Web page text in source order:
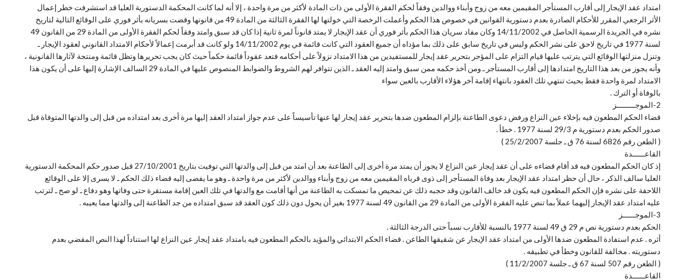
امتداد عقد الإيجار إلى أقارب المستأجر المقيمين معه من زوج وأبناء ووالدين وفقاً لحكم الفقرة الأولى من ذات المادة لأكثر من مرة واحدة ، إلا أنه لما كانت المحكمة الدستورية العليا قد استشرفت خطر إعمال
الأثر الرجعي المقرر للأحكام الصادرة بعدم دستورية القوانين في خصوص هذا الحكم وأعملت الرخصة التي خولتها لها الفقرة الثالثة من المادة 49 من قانونها وقضت بسريانه بأثر فوري على الوقائع التالية لتاريخ
نشره في الجريدة الرسمية الحاصل في 14/11/2002 وكان مفاد سريان هذا الحكم بأثر فوري أن عقد الإيجار لا يمتد قانوناً لمرة ثانية إذا كان قد سبق وامتد وفقاً لحكم الفقرة الأولى من المادة 29 من القانون 49
لسنة 1977 في تاريخ لاحق على نشر الحكم وليس في تاريخ سابق على ذلك بما مؤداه أن جميع العقود التي كانت قائمة في يوم 14/11/2002 ولو كانت قد أبرمت إعمالاً لأحكام الامتداد القانوني لعقود الإيجار ـ
وتنزل منزلتها الوقائع التي يترتب عليها قيام التزام على المؤجر بتحرير عقد إيجار للمستفيدين من هذا الامتداد نزولاً على أحكامه فتعد عقوداً قائمة حكماً حيث كان يجب تحريرها وتظل قائمة ومنتجة لآثارها القانونية ،
وأنه يجوز من بعد هذا التاريخ امتدادها إلى أقارب المستأجر ـ ومن أخذ حكمه ممن سبق وامتد إليه العقد ـ الذين تتوافر لهم الشروط والضوابط المنصوص عليها في المادة 29 السالف الإشارة إليها على أن يكون هذا
الامتداد لمرة واحدة فقط بحيث تنتهي تلك العقود بانتهاء إقامة آخر هؤلاء الأقارب بالعين سواء
بالوفاة أو الترك .
2-الموجـــــــــز
قضاء الحكم المطعون فيه بإخلاء عين النزاع ورفض دعوى الطاعنة بإلزام المطعون ضدها بتحرير عقد إيجار لها عنها تأسيساً على عدم جواز امتداد العقد إليها مرة أخرى بعد امتداده من قبل إلى والدتها المتوفاة قبل
صدور الحكم بعدم دستورية م 29/3 لسنة 1977 . خطأ .
( الطعن رقم 6826 لسنة 76 ق ـ جلسة 25/2/2007 )
القاعــــــدة
إذ كان الحكم المطعون فيه قد أقام قضاءه على أن عقد إيجار عين النزاع لا يجوز أن يمتد مرة أخرى إلى الطاعنة بعد أن امتد من قبل إلى والدتها التي توفيت بتاريخ 27/10/2001 قبل صدور حكم المحكمة الدستورية
العليا سالف الذكر ، حال أن حظر امتداد عقد الإيجار بعد وفاة المستأجر إلى ذوى قرباه المقيمين معه من زوج وأبناء ووالدين لأكثر من مرة واحدة ـ وهو ما يفضى إليه قضاء ذلك الحكم ـ لا يسرى إلا على الوقائع
اللاحقة على نشره فإن الحكم المطعون فيه يكون قد خالف القانون وقد حجبه ذلك عن تمحيص ما تمسكت به الطاعنة من أنها أقامت مع والدتها في تلك العين إقامة مستقرة حتى وفاتها وهو دفاع ـ لو صح ـ لترتب
عليه امتداد عقد الإيجار إليهما عملاً بما تنص عليه الفقرة الأولى من المادة 29 من القانون 49 لسنة 1977 بغير أن يحول دون ذلك كون العقد قد سبق امتداده من جد الطاعنة إلى والدتها مما يعيبه .
3-الموجــــــز
الحكم بعدم دستورية نص م 29 ق 49 لسنة 1977 بالنسبة للأقارب نسباً حتى الدرجة الثالثة .
أثره . عدم استفادة المطعون ضدها الأولى من امتداد عقد الإيجار عن شقيقها الطاعن . قضاء الحكم الابتدائي والمؤيد بالحكم المطعون فيه بامتداد عقد إيجار عين النزاع لها استناداً لهذا النص المقضي بعدم
دستوريته . مخالفة للقانون وخطأ في تطبيقه .
( الطعن رقم 507 لسنة 67 ق ـ جلسة 11/2/2007 )
القاعــــــدة